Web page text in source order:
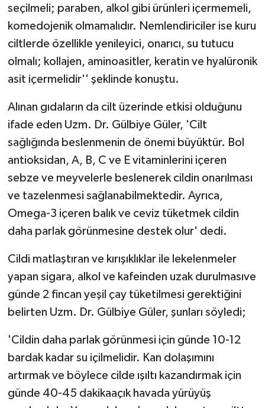
seçilmeli; paraben, alkol gibi ürünleri içermemeli,
komedojenik olmamalıdır. Nemlendiriciler ise kuru
ciltlerde özellikle yenileyici, onarıcı, su tutucu
olmalı; kollajen, aminoasitler, keratin ve hyalüronik
asit içermelidir'' şeklinde konuştu.
Alınan gıdaların da cilt üzerinde etkisi olduğunu
ifade eden Uzm. Dr. Gülbiye Güler, 'Cilt
sağlığında beslenmenin de önemi büyüktür. Bol
antioksidan, A, B, C ve E vitaminlerini içeren
sebze ve meyvelerle beslenerek cildin onarılması
ve tazelenmesi sağlanabilmektedir. Ayrıca,
Omega-3 içeren balık ve ceviz tüketmek cildin
daha parlak görünmesine destek olur' dedi.
Cildi matlaştıran ve kırışıklıklar ile lekelenmeler
yapan sigara, alkol ve kafeinden uzak durulmasıve
günde 2 fincan yeşil çay tüketilmesi gerektiğini
belirten Uzm. Dr. Gülbiye Güler, şunları söyledi;
'Cildin daha parlak görünmesi için günde 10-12
bardak kadar su içilmelidir. Kan dolaşımını
artırmak ve böylece cilde ışıltı kazandırmak için
günde 40-45 dakikaaçık havada yürüyüş